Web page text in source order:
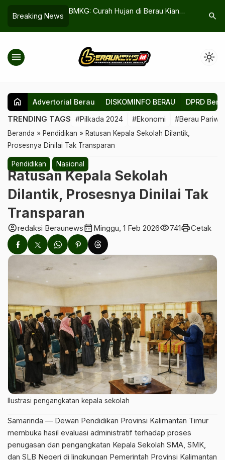
Breaking News
Kompetensi
BMKG: Curah Hujan di Berau Kian
Meningkat
Gotong
search
menu light_mode
home Advertorial Berau DISKOMINFO BERAU DPRD
TRENDING TAGS #Pilkada 2024 #Ekonomi #Berau
Beranda » Pendidikan » Ratusan Kepala Sekolah Dilantik,
Prosesnya Dinilai Tak Transparan
Pendidikan Nasional
Ratusan Kepala Sekolah
Dilantik, Prosesnya Dinilai Tak
Transparan
account_circleredaksi Beraunewscalendar_month Minggu, 1 Feb 2026visibility741printCetak
Ilustrasi pengangkatan kepala sekolah
Samarinda — Dewan Pendidikan Provinsi Kalimantan Timur
membuka hasil evaluasi administratif terhadap proses
penugasan dan pengangkatan Kepala Sekolah SMA, SMK,
dan SLB Negeri di lingkungan Pemerintah Provinsi Kalimantan